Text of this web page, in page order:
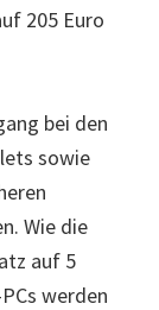
205 Euro
bei den
sowie
Wie die
auf 5
werden